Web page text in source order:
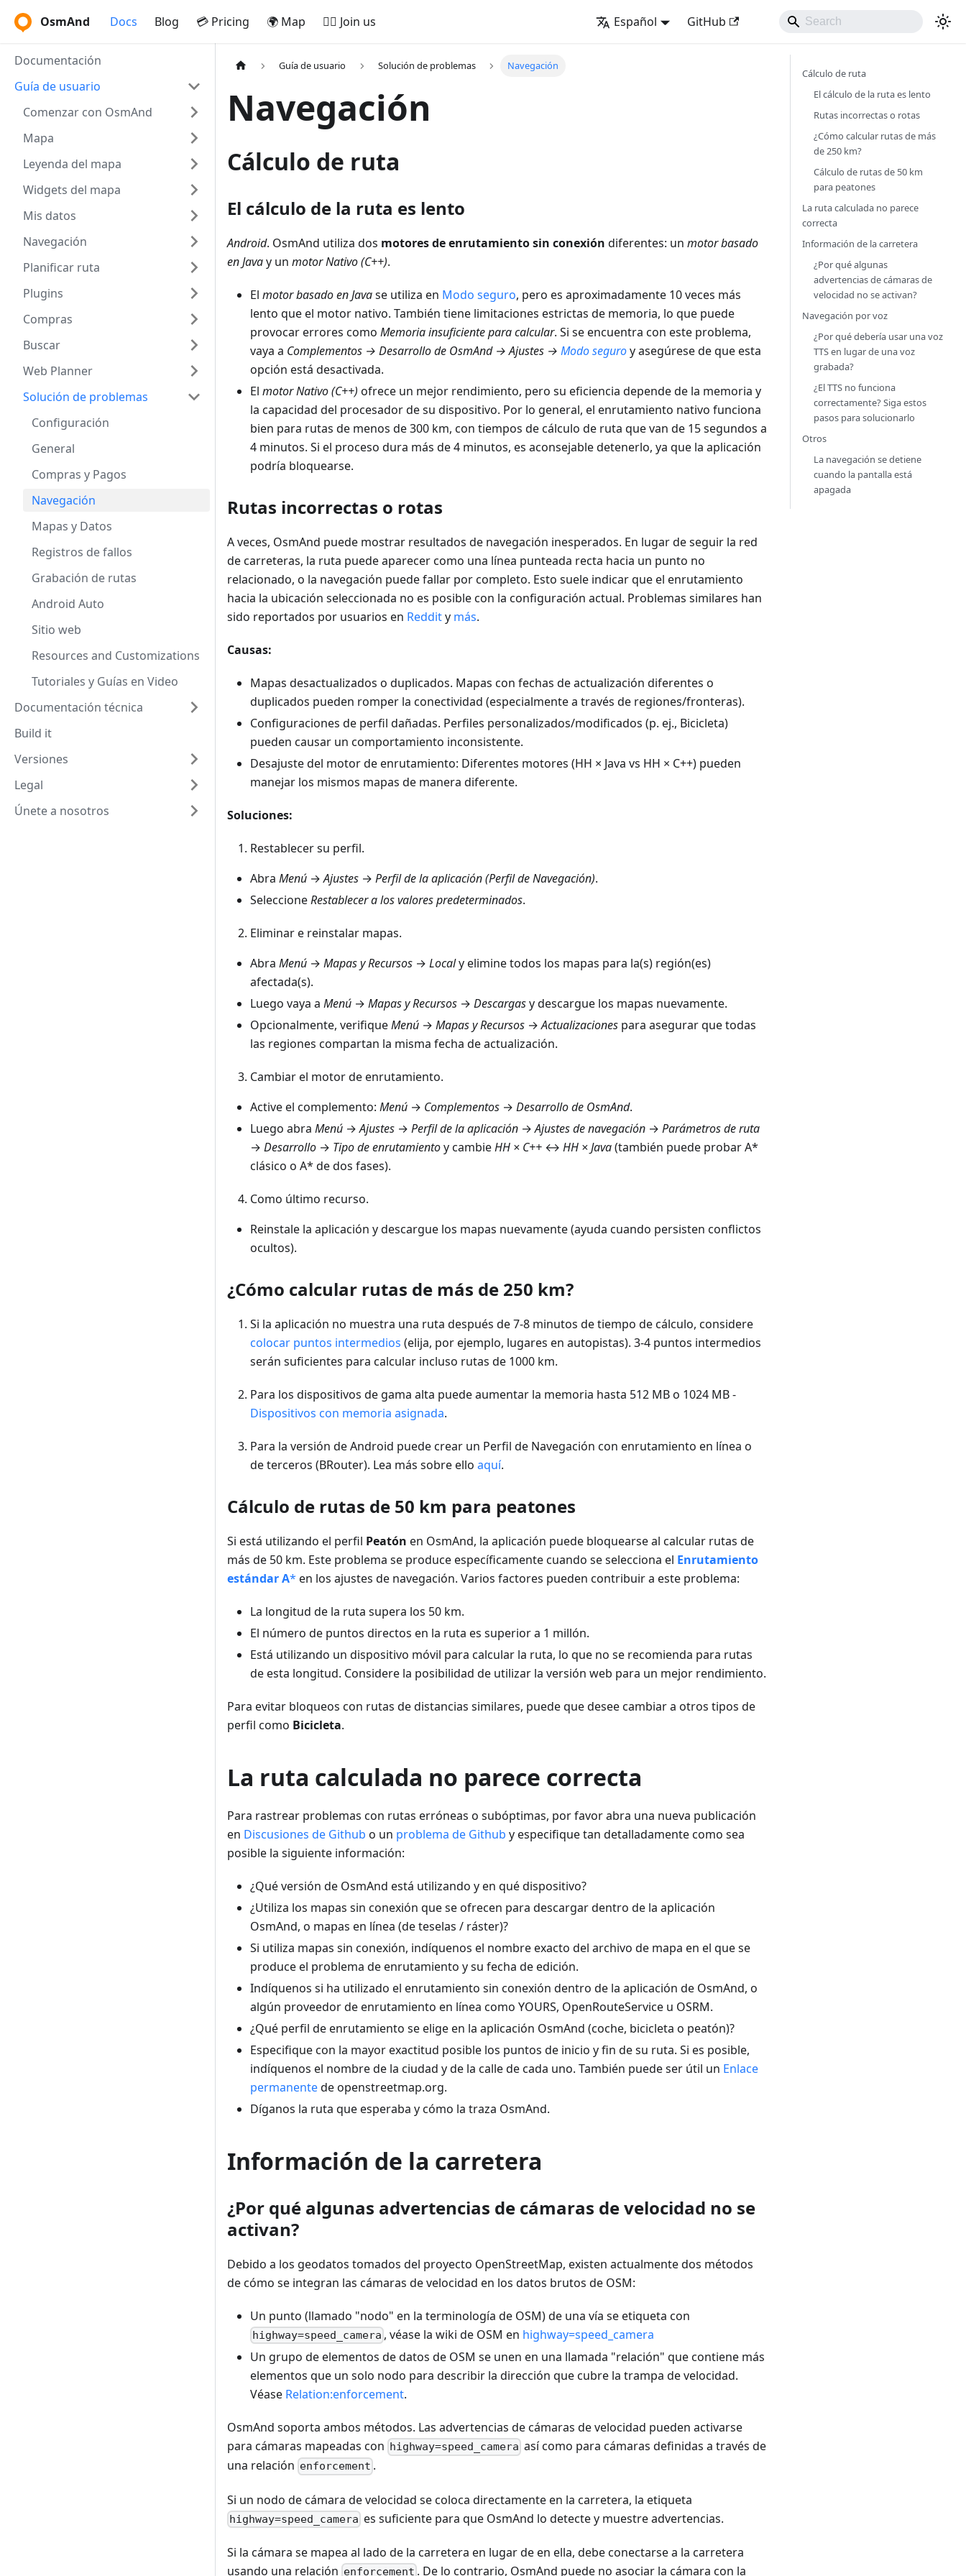
OsmAnd Docs Blog 💳 Pricing 🌍 Map 🚵‍♂️ Join us Español GitHub
Documentación
Guía de usuario
Comenzar con OsmAnd
Mapa
Leyenda del mapa
Widgets del mapa
Mis datos
Navegación
Planificar ruta
Plugins
Compras
Buscar
Web Planner
Solución de problemas
Configuración
General
Compras y Pagos
Navegación
Mapas y Datos
Registros de fallos
Grabación de rutas
Android Auto
Sitio web
Resources and Customizations
Tutoriales y Guías en Video
Documentación técnica
Build it
Versiones
Legal
Únete a nosotros
Guía de usuario Solución de problemas Navegación
Navegación
Cálculo de ruta
El cálculo de la ruta es lento
Android. OsmAnd utiliza dos motores de enrutamiento sin conexión diferentes: un motor basado
en Javay un motor Nativo (C++).
El motor basado en Javase utiliza en Modo seguro, pero es aproximadamente 10 veces más
lento que el motor nativo. También tiene limitaciones estrictas de memoria, lo que puede
provocar errores como Memoria insuficiente para calcular. Si se encuentra con este problema,
vaya a Complementos → Desarrollo de OsmAnd → Ajustes → Modo seguroy asegúrese de que esta
opción está desactivada.
El motor Nativo (C++) ofrece un mejor rendimiento, pero su eficiencia depende de la memoria y
la capacidad del procesador de su dispositivo. Por lo general, el enrutamiento nativo funciona
bien para rutas de menos de 300 km, con tiempos de cálculo de ruta que van de 15 segundos a
4 minutos. Si el proceso dura más de 4 minutos, es aconsejable detenerlo, ya que la aplicación
podría bloquearse.
Rutas incorrectas o rotas
A veces, OsmAnd puede mostrar resultados de navegación inesperados. En lugar de seguir la red
de carreteras, la ruta puede aparecer como una línea punteada recta hacia un punto no
relacionado, o la navegación puede fallar por completo. Esto suele indicar que el enrutamiento
hacia la ubicación seleccionada no es posible con la configuración actual. Problemas similares han
sido reportados por usuarios en Reddity más.
Causas:
Mapas desactualizados o duplicados. Mapas con fechas de actualización diferentes o
duplicados pueden romper la conectividad (especialmente a través de regiones/fronteras).
Configuraciones de perfil dañadas. Perfiles personalizados/modificados (p. ej., Bicicleta)
pueden causar un comportamiento inconsistente.
Desajuste del motor de enrutamiento: Diferentes motores (HH × Java vs HH × C++) pueden
manejar los mismos mapas de manera diferente.
Soluciones:
Restablecer su perfil.
Abra Menú →Ajustes → Perfil de la aplicación (Perfil de Navegación).
SeleccioneRestablecer a los valores predeterminados.
Eliminar e reinstalar mapas.
Abra Menú → Mapas y Recursos → Localy elimine todos los mapas para la(s) región(es)
afectada(s).
Luego vaya a Menú → Mapas y Recursos → Descargasy descargue los mapas nuevamente.
Opcionalmente, verifiqueMenú → Mapas y Recursos →Actualizaciones para asegurar que todas
las regiones compartan la misma fecha de actualización.
Cambiar el motor de enrutamiento.
Active el complemento: Menú → Complementos → Desarrollo de OsmAnd.
Luego abra Menú →Ajustes → Perfil de la aplicación →Ajustes de navegación → Parámetros de ruta
→ Desarrollo → Tipo de enrutamientoy cambieHH × C++ ↔ HH × Java(también puede probar A*
clásico o A* de dos fases).
Como último recurso.
Reinstale la aplicación y descargue los mapas nuevamente (ayuda cuando persisten conflictos
ocultos).
¿Cómo calcular rutas de más de 250 km?
Si la aplicación no muestra una ruta después de 7-8 minutos de tiempo de cálculo, considere
colocar puntos intermedios (elija, por ejemplo, lugares en autopistas). 3-4 puntos intermedios
serán suficientes para calcular incluso rutas de 1000 km.
Para los dispositivos de gama alta puede aumentar la memoria hasta 512 MB o 1024 MB -
Dispositivos con memoria asignada.
Para la versión de Android puede crear un Perfil de Navegación con enrutamiento en línea o
de terceros (BRouter). Lea más sobre ello aquí.
Cálculo de rutas de 50 km para peatones
Si está utilizando el perfil Peatón en OsmAnd, la aplicación puede bloquearse al calcular rutas de
más de 50 km. Este problema se produce específicamente cuando se selecciona el Enrutamiento
estándar A* en los ajustes de navegación. Varios factores pueden contribuir a este problema:
La longitud de la ruta supera los 50 km.
El número de puntos directos en la ruta es superior a 1 millón.
Está utilizando un dispositivo móvil para calcular la ruta, lo que no se recomienda para rutas
de esta longitud. Considere la posibilidad de utilizar la versión web para un mejor rendimiento.
Para evitar bloqueos con rutas de distancias similares, puede que desee cambiar a otros tipos de
perfil como Bicicleta.
La ruta calculada no parece correcta
Para rastrear problemas con rutas erróneas o subóptimas, por favor abra una nueva publicación
en Discusiones de Github o un problema de Github y especifique tan detalladamente como sea
posible la siguiente información:
¿Qué versión de OsmAnd está utilizando y en qué dispositivo?
¿Utiliza los mapas sin conexión que se ofrecen para descargar dentro de la aplicación
OsmAnd, o mapas en línea (de teselas / ráster)?
Si utiliza mapas sin conexión, indíquenos el nombre exacto del archivo de mapa en el que se
produce el problema de enrutamiento y su fecha de edición.
Indíquenos si ha utilizado el enrutamiento sin conexión dentro de la aplicación de OsmAnd, o
algún proveedor de enrutamiento en línea como YOURS, OpenRouteService u OSRM.
¿Qué perfil de enrutamiento se elige en la aplicación OsmAnd (coche, bicicleta o peatón)?
Especifique con la mayor exactitud posible los puntos de inicio y fin de su ruta. Si es posible,
indíquenos el nombre de la ciudad y de la calle de cada uno. También puede ser útil un Enlace
permanentede openstreetmap.org.
Díganos la ruta que esperaba y cómo la traza OsmAnd.
Información de la carretera
¿Por qué algunas advertencias de cámaras de velocidad no se
activan?
Debido a los geodatos tomados del proyecto OpenStreetMap, existen actualmente dos métodos
de cómo se integran las cámaras de velocidad en los datos brutos de OSM:
Un punto (llamado "nodo" en la terminología de OSM) de una vía se etiqueta con
highway=speed_camera , véase la wiki de OSM en highway=speed_camera
Un grupo de elementos de datos de OSM se unen en una llamada "relación" que contiene más
elementos que un solo nodo para describir la dirección que cubre la trampa de velocidad.
Véase Relation:enforcement.
OsmAnd soporta ambos métodos. Las advertencias de cámaras de velocidad pueden activarse
para cámaras mapeadas con highway=speed_camera así como para cámaras definidas a través de
una relación enforcement .
Si un nodo de cámara de velocidad se coloca directamente en la carretera, la etiqueta
highway=speed_camera es suficiente para que OsmAnd lo detecte y muestre advertencias.
Si la cámara se mapea al lado de la carretera en lugar de en ella, debe conectarse a la carretera
usando una relación enforcement . De lo contrario, OsmAnd puede no asociar la cámara con la
Cálculo de ruta
El cálculo de la ruta es lento
Rutas incorrectas o rotas
¿Cómo calcular rutas de más
de 250 km?
Cálculo de rutas de 50 km
para peatones
La ruta calculada no parece
correcta
Información de la carretera
¿Por qué algunas
advertencias de cámaras de
velocidad no se activan?
Navegación por voz
¿Por qué debería usar una voz
TTS en lugar de una voz
grabada?
¿El TTS no funciona
correctamente? Siga estos
pasos para solucionarlo
Otros
La navegación se detiene
cuando la pantalla está
apagada